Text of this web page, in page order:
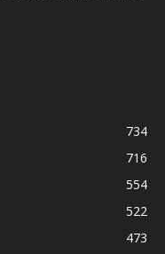
734
716
554
522
473